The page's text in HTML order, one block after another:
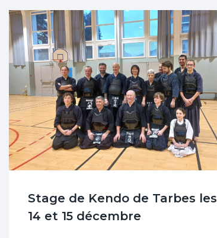
Stage de Kendo de Tarbes les
14 et 15 décembre